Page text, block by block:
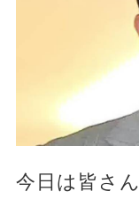
今日は皆さ